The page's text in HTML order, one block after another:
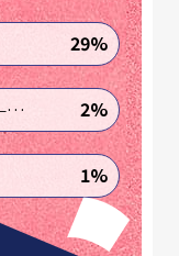
为一位「神
的精准技巧，炫
。但他不因此自
型曲目之外，更
柴科夫斯基大
伴奏极为艰涩的
章，其稳健台风
29%
《转生到异世界成为嘉庆君—发现我的祖先是诈骗集团!?》 2%
1%